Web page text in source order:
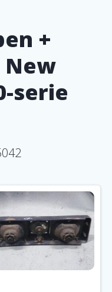
+
serie